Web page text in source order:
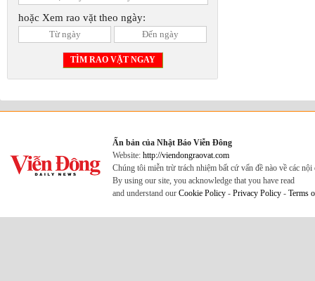
hoặc Xem rao vặt theo ngày:
Ấn bản của Nhật Báo Viễn Đông
Website: http://viendongraovat.com
Chúng tôi miễn trừ trách nhiệm bất cứ vấn đề nào về các
By using our site, you acknowledge that you have read
and understand our Cookie Policy - Privacy Policy - Terms